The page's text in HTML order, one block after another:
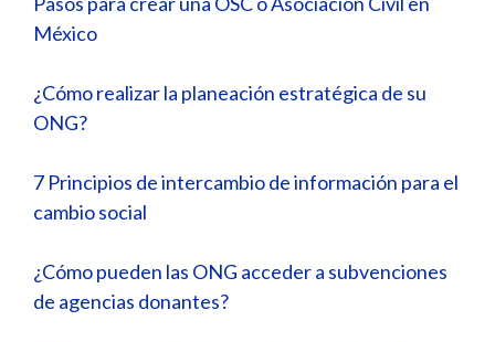
México
¿Cómo realizar la planeación estratégica de su
ONG?
7 Principios de intercambio de información para el
cambio social
¿Cómo pueden las ONG acceder a subvenciones
de agencias donantes?